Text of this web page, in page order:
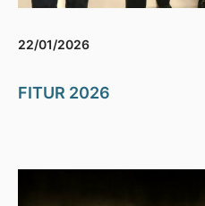
22/01/2026
FITUR 2026